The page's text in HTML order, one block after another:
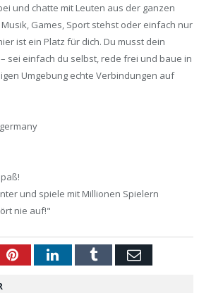
und chatte mit Leuten aus der ganzen
Games, Sport stehst oder einfach nur
ist ein Platz für dich. Du musst dein
sei einfach du selbst, rede frei und baue in
Umgebung echte Verbindungen auf
und spiele mit Millionen Spielern
nie auf!"
PinterestLinkedInTumblrEmail